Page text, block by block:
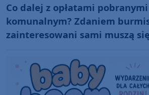
Co dalej z opłatami
komunalnym? Zdaniem
zainteresowani sami muszą